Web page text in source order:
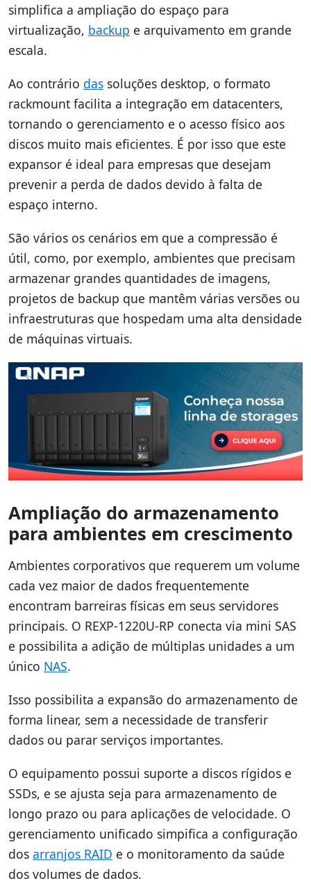
simplifica a ampliação do espaço para
virtualização, backup e arquivamento em grande
escala.
Ao contrário das soluções desktop, o formato
rackmount facilita a integração em datacenters,
tornando o gerenciamento e o acesso físico aos
discos muito mais eficientes. É por isso que este
expansor é ideal para empresas que desejam
prevenir a perda de dados devido à falta de
espaço interno.
São vários os cenários em que a compressão é
útil, como, por exemplo, ambientes que precisam
armazenar grandes quantidades de imagens,
projetos de backup que mantêm várias versões ou
infraestruturas que hospedam uma alta densidade
de máquinas virtuais.
Ampliação do armazenamento
para ambientes em crescimento
Ambientes corporativos que requerem um volume
cada vez maior de dados frequentemente
encontram barreiras físicas em seus servidores
principais. O REXP-1220U-RP conecta via mini SAS
e possibilita a adição de múltiplas unidades a um
único NAS.
Isso possibilita a expansão do armazenamento de
forma linear, sem a necessidade de transferir
dados ou parar serviços importantes.
O equipamento possui suporte a discos rígidos e
SSDs, e se ajusta seja para armazenamento de
longo prazo ou para aplicações de velocidade. O
gerenciamento unificado simpifica a configuração
dos arranjos RAID e o monitoramento da saúde
dos volumes de dados.